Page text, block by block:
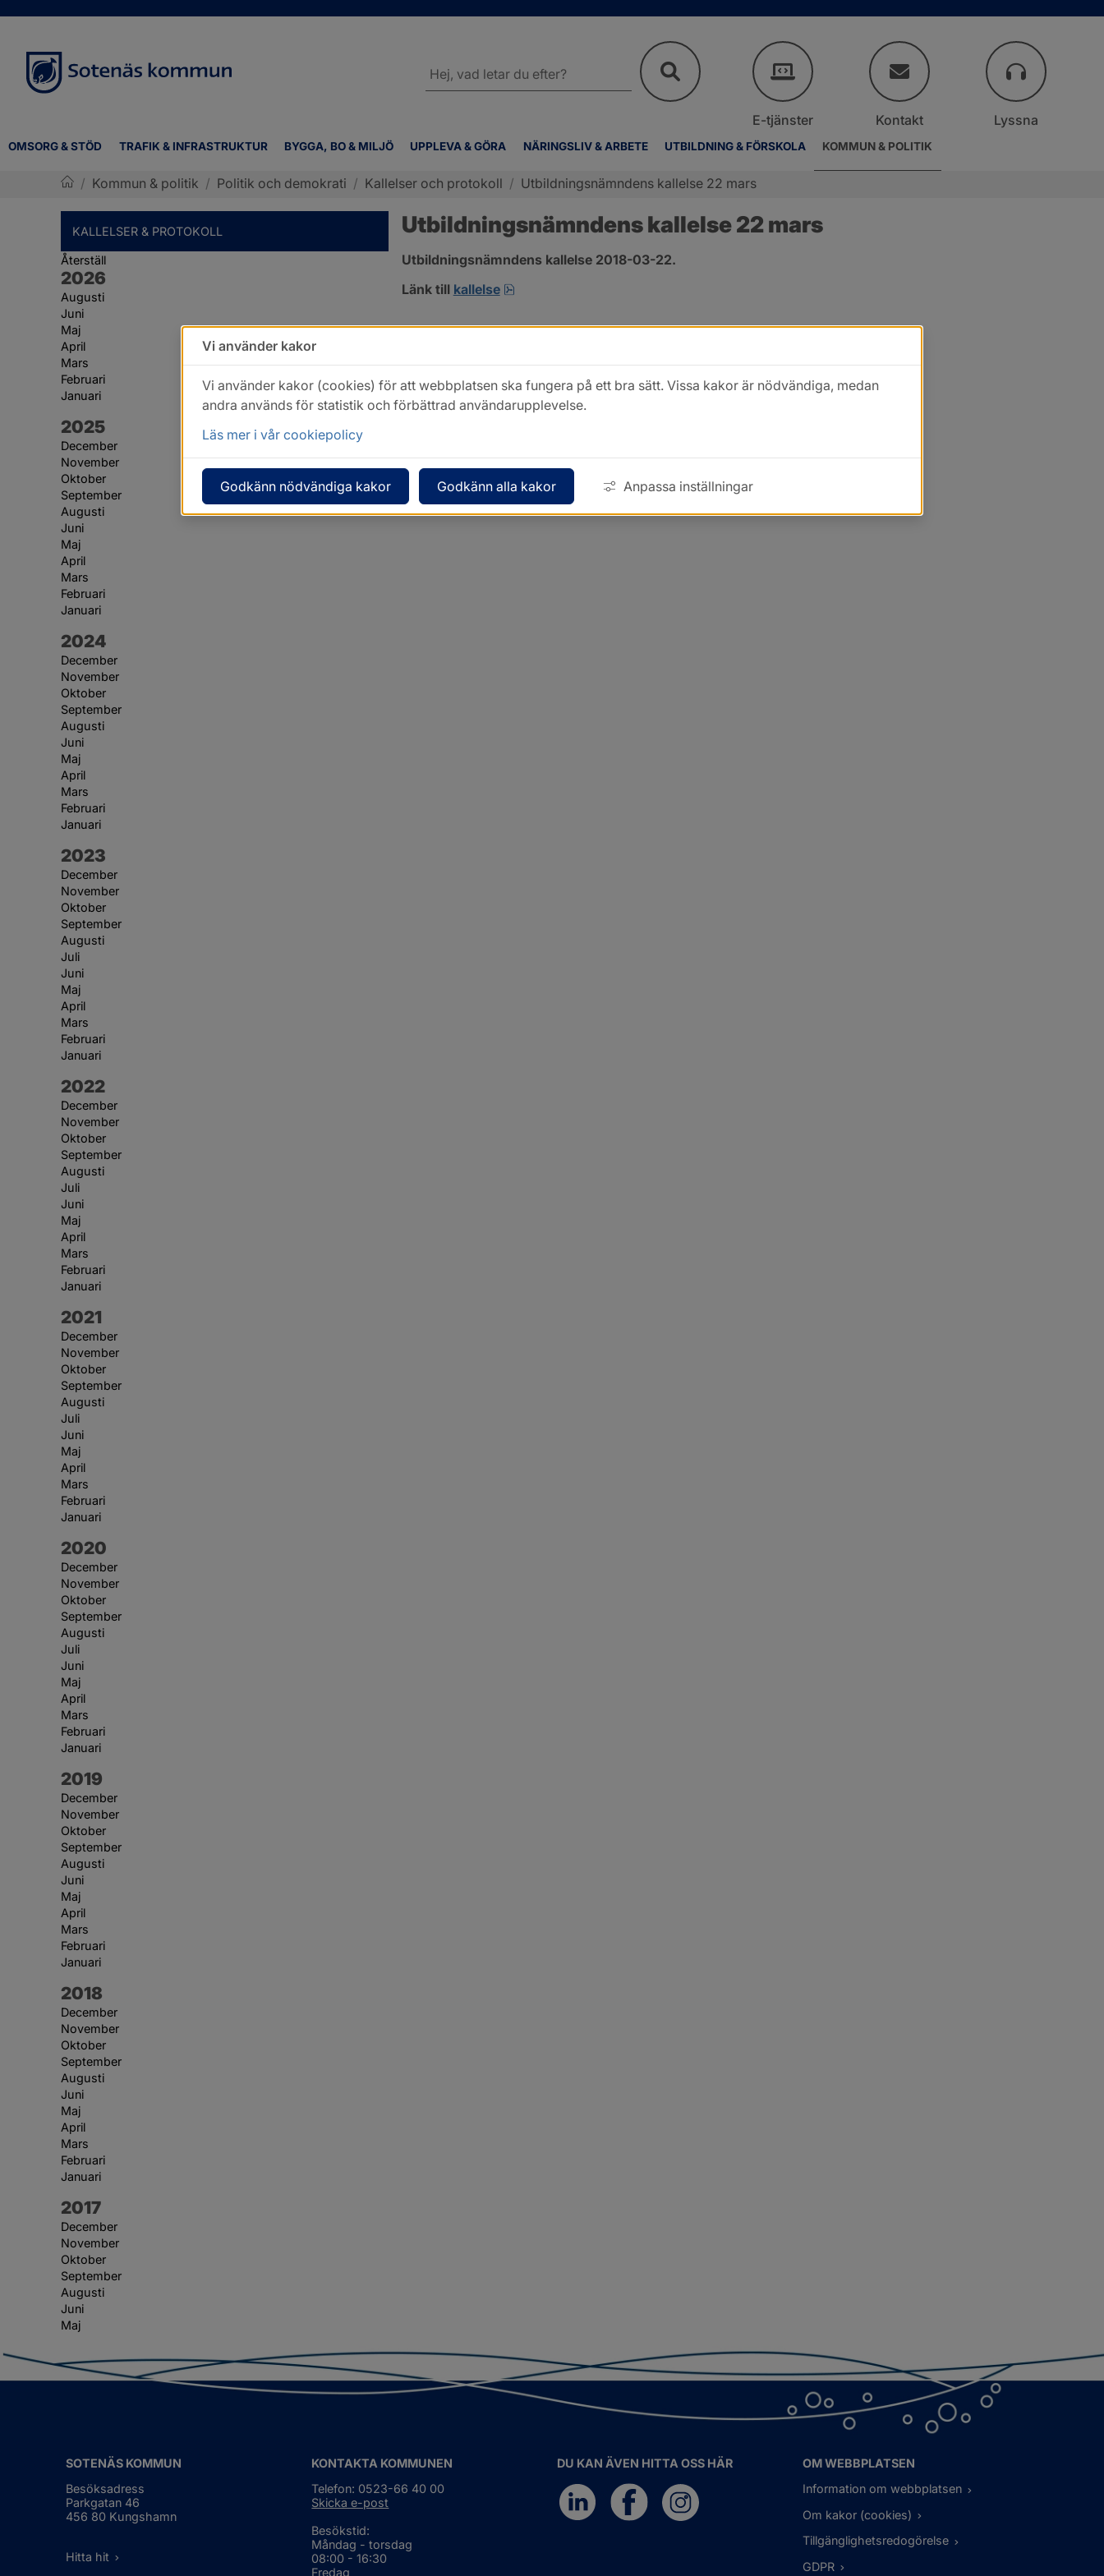
OMSORG & STÖD TRAFIK & INFRASTRUKTUR BYGGA, BO & MILJÖ UPPLEVA & GÖRA NÄRINGSLIV & ARBETE UTBILDNING & FÖRSKOLA KOMMUN & POLITIK
webbplatsen
E-tjänster Kontakt Lyssna
/ Kommun & politik / Politik och demokrati / Kallelser och protokoll / Utbildningsnämndens kallelse 22 mars
KALLELSER & PROTOKOLL
Återställ
År:
2026
Augusti
Juni
Maj
April
Mars
Februari
Januari
År:
2025
December
November
Oktober
September
Augusti
Juni
Maj
April
Mars
Februari
Januari
År:
2024
December
November
Oktober
September
Augusti
Juni
Maj
April
Mars
Februari
Januari
År:
2023
December
November
Oktober
September
Augusti
Juli
Juni
Maj
April
Mars
Februari
Januari
År:
2022
December
November
Oktober
September
Augusti
Juli
Juni
Maj
April
Mars
Februari
Januari
År:
2021
December
November
Oktober
September
Augusti
Juli
Juni
Maj
April
Mars
Februari
Januari
År:
2020
December
November
Oktober
September
Augusti
Juli
Juni
Maj
April
Mars
Februari
Januari
År:
2019
December
November
Oktober
September
Augusti
Juni
Maj
April
Mars
Februari
Januari
År:
2018
December
November
Oktober
September
Augusti
Juni
Maj
April
Mars
Februari
Januari
År:
2017
December
November
Oktober
September
Augusti
Juni
Maj
Utbildningsnämndens kallelse 22 mars
Utbildningsnämndens kallelse 2018-03-22.
Länk till kallelse pdf.
SOTENÄS KOMMUN
Besöksadress
Parkgatan 46
456 80 Kungshamn
Hitta hit
KONTAKTA KOMMUNEN
Telefon: 0523-66 40 00
Skicka e-post
Besökstid:
Måndag - torsdag
08:00 - 16:30
Fredag
DU KAN ÄVEN HITTA OSS HÄR
OM WEBBPLATSEN
Information om webbplatsen
Om kakor (cookies)
Tillgänglighetsredogörelse
GDPR
Vi använder kakor
Vi använder kakor (cookies) för att webbplatsen ska fungera på ett bra sätt. Vissa kakor är nödvändiga, medan
andra används för statistik och förbättrad användarupplevelse.
Läs mer i vår cookiepolicy
Godkänn nödvändiga kakor Godkänn alla kakor Anpassa inställningar